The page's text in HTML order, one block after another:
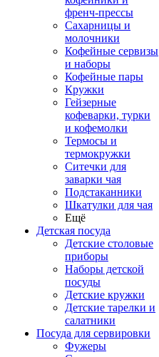
френч-прессы
Сахарницы и
молочники
Кофейные сервизы
и наборы
Кофейные пары
Кружки
Гейзерные
кофеварки, турки
и кофемолки
Термосы и
термокружки
Ситечки для
заварки чая
Подстаканники
Шкатулки для чая
Ещё
Детская посуда
Детские столовые
приборы
Наборы детской
посуды
Детские кружки
Детские тарелки и
салатники
Посуда для сервировки
Фужеры